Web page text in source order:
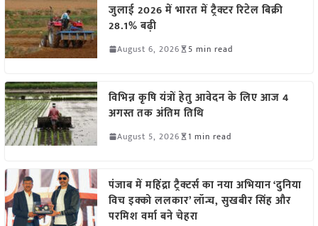
जुलाई 2026 में भारत में ट्रैक्टर रिटेल बिक्री
28.1% बढ़ी
August 6, 2026 5 min read
विभिन्न कृषि यंत्रों हेतु आवेदन के लिए आज 4
अगस्त तक अंतिम तिथि
August 5, 2026 1 min read
पंजाब में महिंद्रा ट्रैक्टर्स का नया अभियान ‘दुनिया
विच इक्को ललकार’ लॉन्च, सुखबीर सिंह और
परमिश वर्मा बने चेहरा